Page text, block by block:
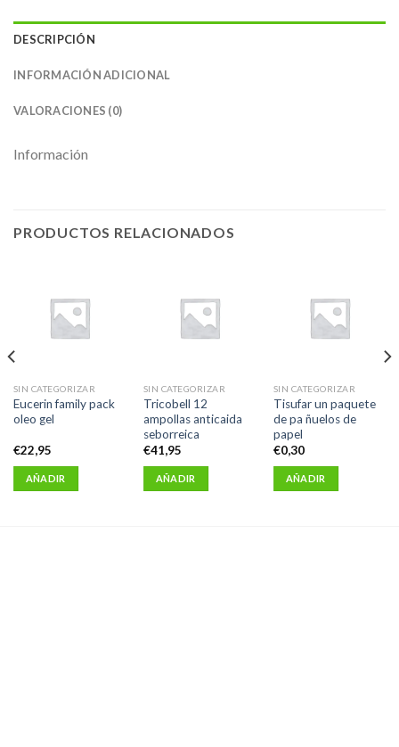
DESCRIPCIÓN
INFORMACIÓN ADICIONAL
VALORACIONES (0)
Información
PRODUCTOS RELACIONADOS
SIN CATEGORIZAR
Eucerin family pack
oleo gel
€22,95
AÑADIR
SIN CATEGORIZAR
Tricobell 12
ampollas anticaida
seborreica
€41,95
AÑADIR
SIN CATEGORIZAR
Tisufar un paquete
de pa ñuelos de
papel
€0,30
AÑADIR